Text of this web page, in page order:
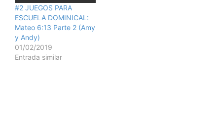
#2 JUEGOS PARA
ESCUELA DOMINICAL:
Mateo 6:13 Parte 2 (Amy
y Andy)
01/02/2019
Entrada similar